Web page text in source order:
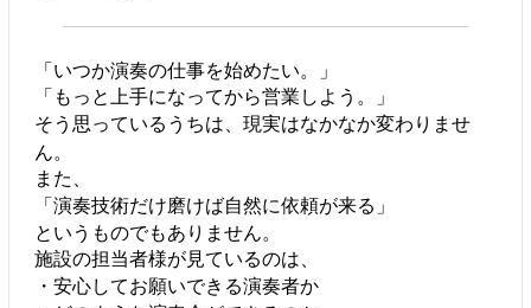
「いつか演奏の仕事を始めたい。」
「もっと上手になってから営業しよう。」
そう思っているうちは、現実はなかなか変わりませ
ん。
また、
「演奏技術だけ磨けば自然に依頼が来る」
というものでもありません。
施設の担当者様が見ているのは、
・安心してお願いできる演奏者か